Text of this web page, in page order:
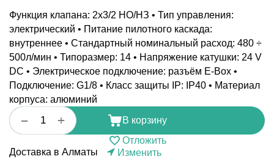
Функция клапана: 2x3/2 НO/НЗ • Тип управления:
электрический • Питание пилотного каскада:
внутреннее • Стандартный номинальный расход: 480 ÷
500л/мин • Типоразмер: 14 • Напряжение катушки: 24 V
DC • Электрическое подключение: разъём E-Box •
Подключение: G1/8 • Класс защиты IP: IP40 • Материал
корпуса: алюминий
+
−
В корзину
Отложить
Доставка в Алматы
Изменить